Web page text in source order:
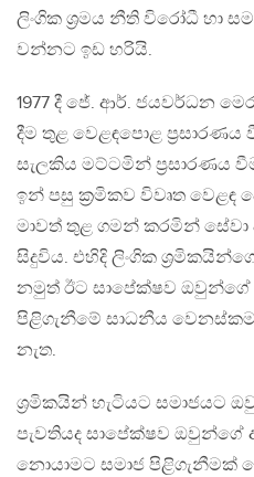
ලිංගික ශ්‍රමය නීති විරෝධී හා
වන්නට ඉඩ හරියි.
1977 දී ජේ. ආර්. ජයවර්ධන
දීම තුළ වෙළඳපොළ ප්‍රසාරණය
සැලකිය මට්ටමින් ප්‍රසාරණය
ඉන් පසු ක්‍රමිකව විවෘත
මාවත් තුළ ගමන් කරමින් සේවා
සිදුවිය. එහිදි ලිංගික
නමුත් ඊට සාපේක්ෂව ඔවුන්ගේ
පිළිගැනීමේ සාධනීය
නැත.
ශ්‍රමිකයින් හැටියට සමාජයට
පැවතියද සාපේක්ෂව ඔවුන්ගේ
නොයාමට සමාජ පිළිගැනීමක්